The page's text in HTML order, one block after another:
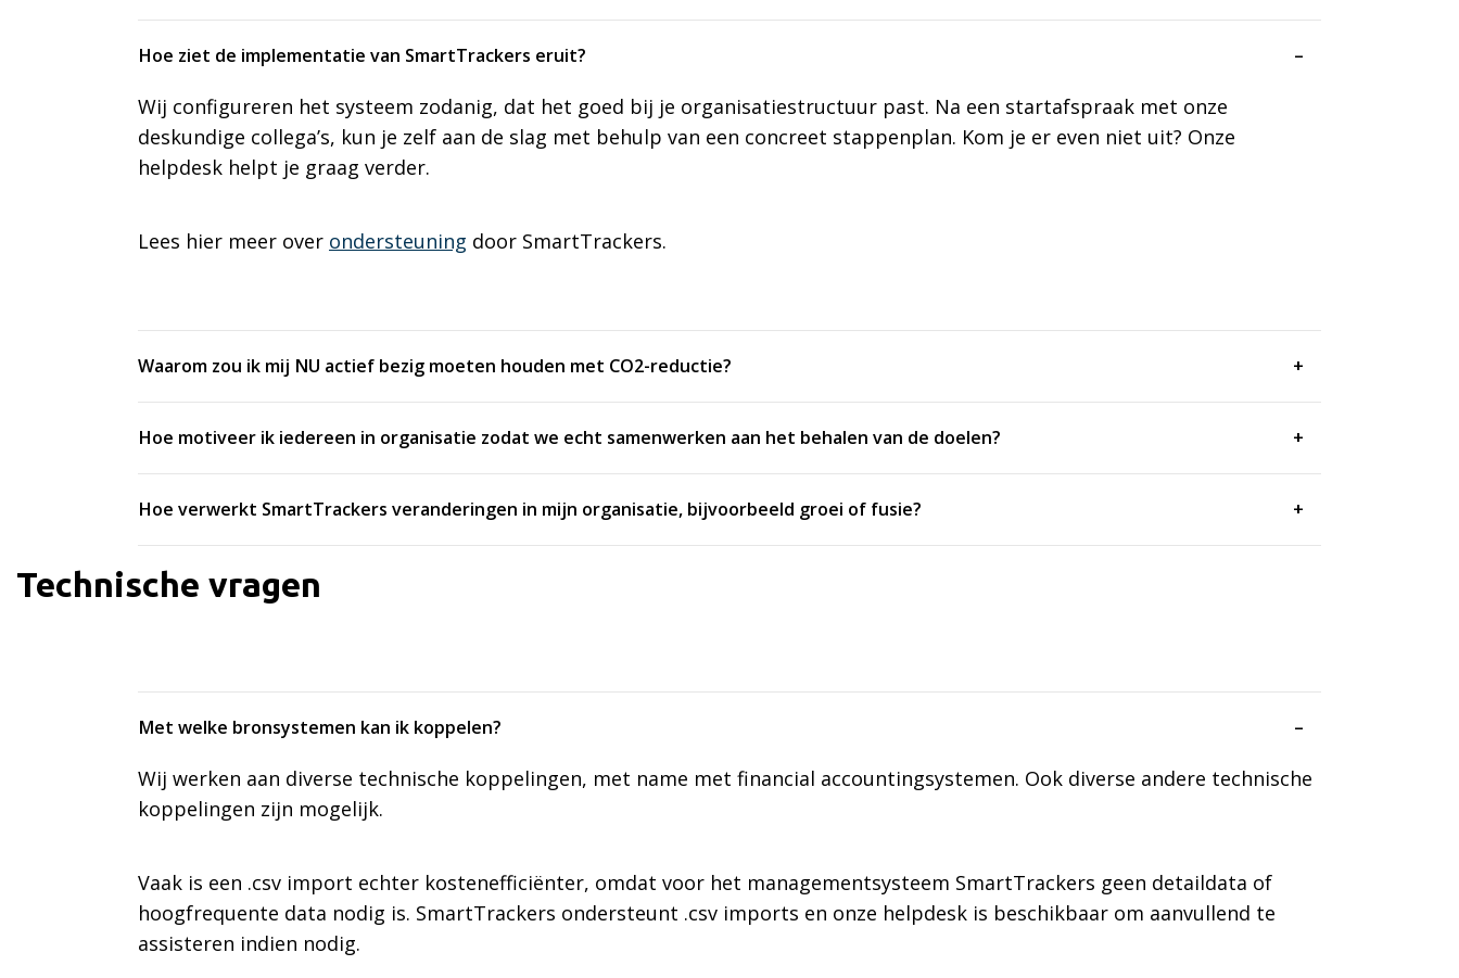
Hoe ziet de implementatie van SmartTrackers eruit?
Wij configureren het systeem zodanig, dat het goed bij je organisatiestructuur past. Na een startafspraak met onze
deskundige collega’s, kun je zelf aan de slag met behulp van een concreet stappenplan. Kom je er even niet uit? Onze
helpdesk helpt je graag verder.
Lees hier meer over ondersteuning door SmartTrackers.
Waarom zou ik mij NU actief bezig moeten houden met CO2-reductie?
Hoe motiveer ik iedereen in organisatie zodat we echt samenwerken aan het behalen van de doelen?
Hoe verwerkt SmartTrackers veranderingen in mijn organisatie, bijvoorbeeld groei of fusie?
Technische vragen
Met welke bronsystemen kan ik koppelen?
Wij werken aan diverse technische koppelingen, met name met financial accountingsystemen. Ook diverse andere technische
koppelingen zijn mogelijk.
Vaak is een .csv import echter kostenefficiënter, omdat voor het managementsysteem SmartTrackers geen detaildata of
hoogfrequente data nodig is. SmartTrackers ondersteunt .csv imports en onze helpdesk is beschikbaar om aanvullend te
assisteren indien nodig.